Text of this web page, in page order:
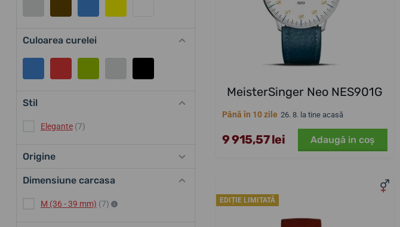
Culoarea curelei
Stil
Elegante (7)
Origine
Dimensiune carcasa
M (36 - 39 mm) (7)
MeisterSinger Neo NES901G
Până în 10 zile 26. 8. la tine acasă
9 915,57 lei Adaugă in coş
EDIȚIE LIMITATĂ